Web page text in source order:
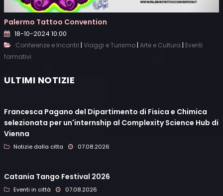
Palermo Tattoo Convention
18-10-2024 10:00
Conferenze e Incontri | Viaggi e Turismo | Arte e Cultura | Eventi
formativi
ULTIMI NOTIZIE
Francesca Pagano del Dipartimento di Fisica e Chimica
selezionata per un'internship al Complexity Science Hub di
Vienna
Notizie dalla citta 07.08.2026
Catania Tango Festival 2026
Eventi in città 07.08.2026